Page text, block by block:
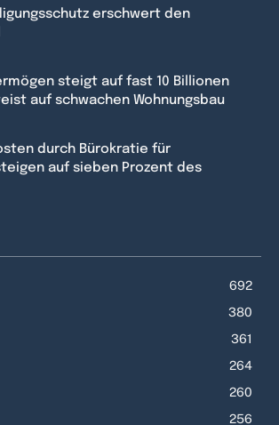
erschwert den
steigt auf fast 10 Billionen
auf schwachen Wohnungsbau
durch Bürokratie für
auf sieben Prozent des
692
380
361
264
260
256